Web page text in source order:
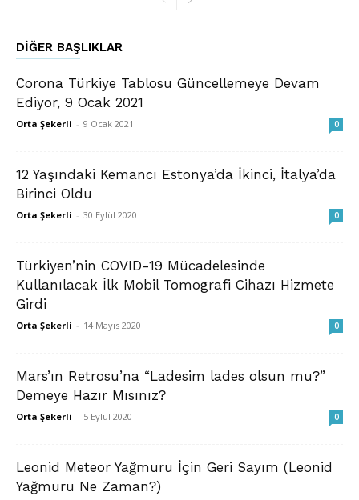
DIĞER BAŞLIKLAR
Corona Türkiye Tablosu Güncellemeye Devam
Ediyor, 9 Ocak 2021
Orta Şekerli - 9 Ocak 2021 0
12 Yaşındaki Kemancı Estonya’da İkinci, İtalya’da
Birinci Oldu
Orta Şekerli - 30 Eylül 2020 0
Türkiyen’nin COVID-19 Mücadelesinde
Kullanılacak İlk Mobil Tomografi Cihazı Hizmete
Girdi
Orta Şekerli - 14 Mayıs 2020 0
Mars’ın Retrosu’na “Ladesim lades olsun mu?”
Demeye Hazır Mısınız?
Orta Şekerli - 5 Eylül 2020 0
Leonid Meteor Yağmuru İçin Geri Sayım (Leonid
Yağmuru Ne Zaman?)